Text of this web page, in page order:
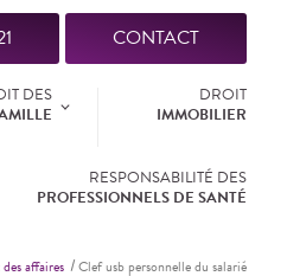
CONTACT
DES
DROIT
IMMOBILIER
RESPONSABILITÉ DES
PROFESSIONNELS DE SANTÉ
affaires Clef usb personnelle du salarié